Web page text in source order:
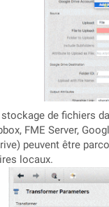
de fichiers
FME Server,
peuvent être
locaux.